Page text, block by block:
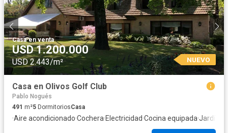
Casa·en venta
USD 1.200.000
USD 2.443/m² NUEVO
Casa en Olivos Golf Club
Pablo Nogués
491 m²5 DormitoriosCasa
·Aire acondicionado·Cochera·Electricidad·Cocina equipada·Jardín